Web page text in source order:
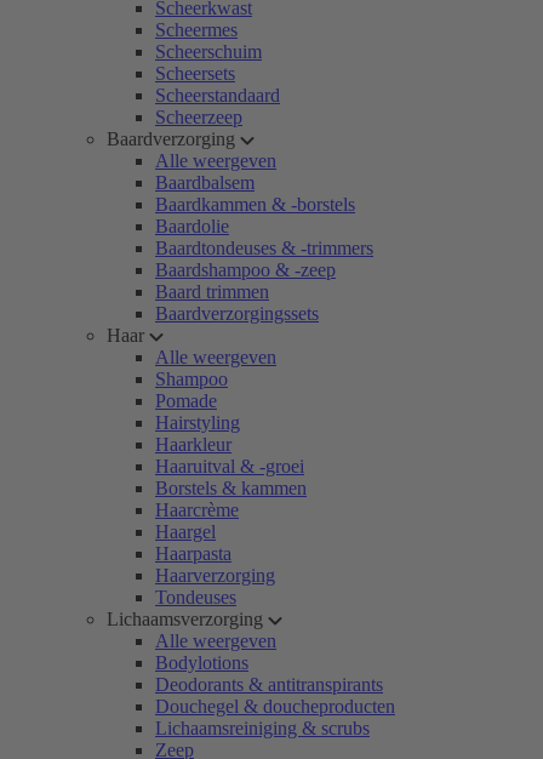
Scheerkwast
Scheermes
Scheerschuim
Scheersets
Scheerstandaard
Scheerzeep
Baardverzorging
Alle weergeven
Baardbalsem
Baardkammen & -borstels
Baardolie
Baardtondeuses & -trimmers
Baardshampoo & -zeep
Baard trimmen
Baardverzorgingssets
Haar
Alle weergeven
Shampoo
Pomade
Hairstyling
Haarkleur
Haaruitval & -groei
Borstels & kammen
Haarcrème
Haargel
Haarpasta
Haarverzorging
Tondeuses
Lichaamsverzorging
Alle weergeven
Bodylotions
Deodorants & antitranspirants
Douchegel & doucheproducten
Lichaamsreiniging & scrubs
Zeep